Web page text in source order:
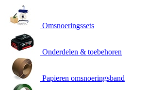
Omsnoeringssets
Onderdelen & toebehoren
Papieren omsnoeringsband